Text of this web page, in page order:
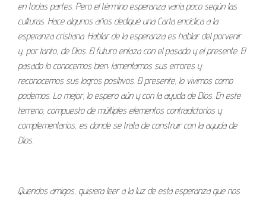
en todas partes. Pero el término esperanza varía poco según las
culturas. Hace algunos años dediqué una Carta encíclica a la
esperanza cristiana. Hablar de la esperanza es hablar del porvenir
y, por tanto, de Dios. El futuro enlaza con el pasado y el presente. El
pasado lo conocemos bien: lamentamos sus errores y
reconocemos sus logros positivos. El presente, lo vivimos como
podemos. Lo mejor, lo espero aún y con la ayuda de Dios. En este
terreno, compuesto de múltiples elementos contradictorios y
complementarios, es donde se trata de construir con la ayuda de
Dios.
Queridos amigos, quisiera leer a la luz de esta esperanza que nos